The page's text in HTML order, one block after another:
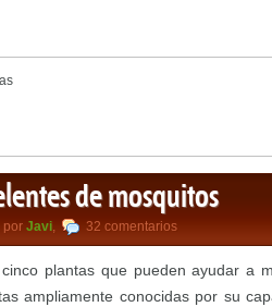
de mosquitos
por Javi, 32 comentarios
plantas que pueden ayudar a
ampliamente conocidas por su